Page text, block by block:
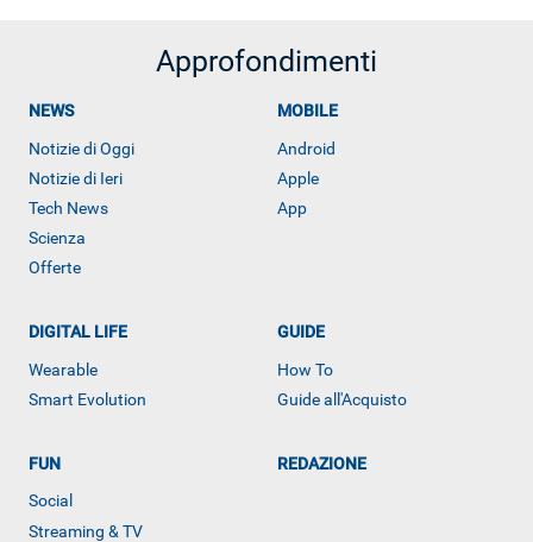
ALTRO
Approfondimenti
NEWS
Notizie di Oggi
Notizie di Ieri
Tech News
Scienza
Offerte
MOBILE
Android
Apple
App
DIGITAL LIFE
Wearable
Smart Evolution
GUIDE
How To
Guide all'Acquisto
FUN
Social
Streaming & TV
REDAZIONE